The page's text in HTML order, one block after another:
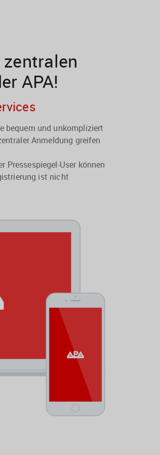
APA!
bequem und unkompliziert
Anmeldung greifen
Pressespiegel-User können
ist nicht